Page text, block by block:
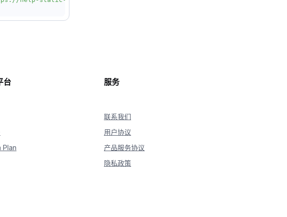
. content
台
Plan
服务
联系我们
用户协议
产品服务协议
隐私政策